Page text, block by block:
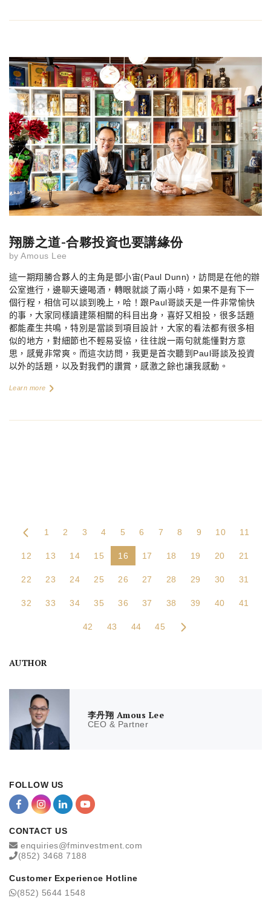
翔勝之道-合夥投資也要講緣份
by Amous Lee
這一期翔勝合夥人的主角是鄧小宙(Paul Dunn) ，訪問是在他的辦
公室進行，邊聊天邊喝酒，轉眼就談了兩小時，如果不是有下一
個行程，相信可以談到晚上，哈！跟Paul哥談天是一件非常愉快
的事，大家同樣讀建築相關的科目出身，喜好又相投，很多話題
都能產生共鳴，特別是當談到項目設計，大家的看法都有很多相
似的地方，對細節也不輕易妥協，往往說一兩句就能懂對方意
思，感覺非常爽。而這次訪問，我更是首次聽到 Paul哥談及投資
以外的話題，以及對我們的讚賞，感激之餘也讓我感動。
Learn more
1 2 3 4 5 6 7 8 9 10 11
12 13 14 15 16 17 18 19 20 21
22 23 24 25 26 27 28 29 30 31
32 33 34 35 36 37 38 39 40 41
42 43 44 45
AUTHOR
李丹翔 Amous Lee
CEO & Partner
FOLLOW US
CONTACT US
enquiries@fminvestment.com
(852) 3468 7188
Customer Experience Hotline
(852) 5644 1548